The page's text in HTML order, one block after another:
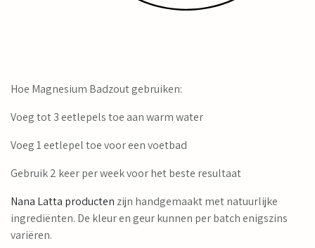
Hoe Magnesium Badzout gebruiken:
Voeg tot 3 eetlepels toe aan warm water
Voeg 1 eetlepel toe voor een voetbad
Gebruik 2 keer per week voor het beste resultaat
Nana Latta producten zijn handgemaakt met natuurlijke
ingrediënten. De kleur en geur kunnen per batch enigszins
variëren.